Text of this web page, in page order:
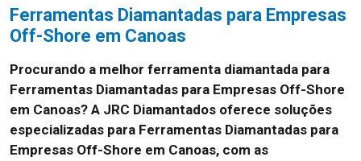
Ferramentas Diamantadas para Empresas
Off-Shore em Canoas
Procurando a melhor ferramenta diamantada para
Ferramentas Diamantadas para Empresas Off-Shore
em Canoas? A JRC Diamantados oferece soluções
especializadas para Ferramentas Diamantadas para
Empresas Off-Shore em Canoas, com as